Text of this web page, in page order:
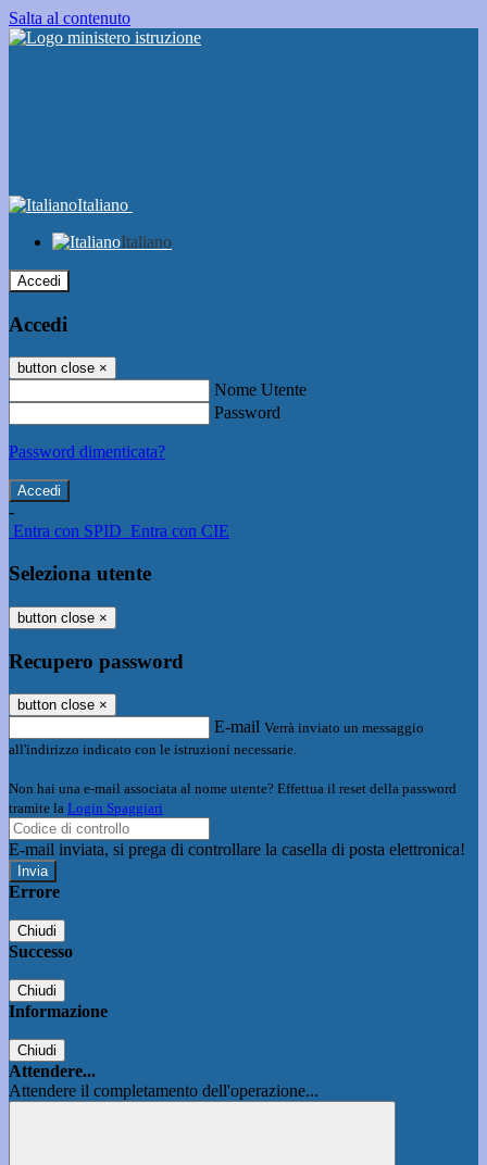
Salta al contenuto
Italiano
Italiano
Accedi
Accedi
button close ×
Nome Utente
Password
Password dimenticata?
-
Entra con SPID Entra con CIE
Seleziona utente
button close ×
Recupero password
button close ×
E-mail Verrà inviato un messaggio
all'indirizzo indicato con le istruzioni necessarie.
Non hai una e-mail associata al nome utente? Effettua il reset della password
tramite la Login Spaggiari
E-mail inviata, si prega di controllare la casella di posta elettronica!
Errore
Chiudi
Successo
Chiudi
Informazione
Chiudi
Attendere...
Attendere il completamento dell'operazione...